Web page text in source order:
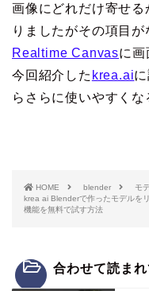
画像にどれだけ寄せ
りましたがその項目が
Realtime Canvasに画
今回紹介した krea.ai
らさらに使いやすくな
HOME blender
モ
krea ai Blenderで作ったモデルを
機能を無料で試す方法
合わせて読ま